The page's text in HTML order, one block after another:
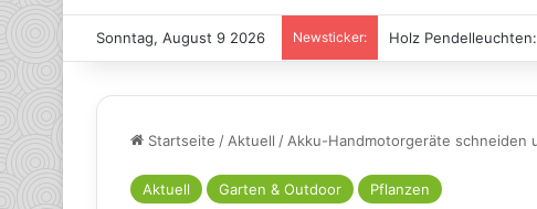
Sonntag, August 9 2026 Newsticker: Holz
Startseite /Aktuell /Akku-Handmotorgeräte schneiden
Aktuell Garten & Outdoor Pflanzen